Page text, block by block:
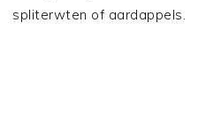
spliterwten of aardappels.